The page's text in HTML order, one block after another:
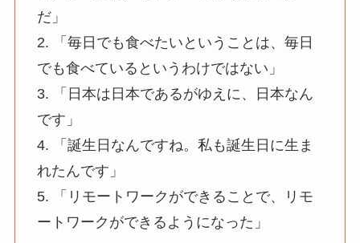
だ」
2. 「毎日でも食べたいということは、毎日
でも食べているというわけではない」
3. 「日本は日本であるがゆえに、日本なん
です」
4. 「誕生日なんですね。私も誕生日に生ま
れたんです」
5. 「リモートワークができることで、リモ
ートワークができるようになった」